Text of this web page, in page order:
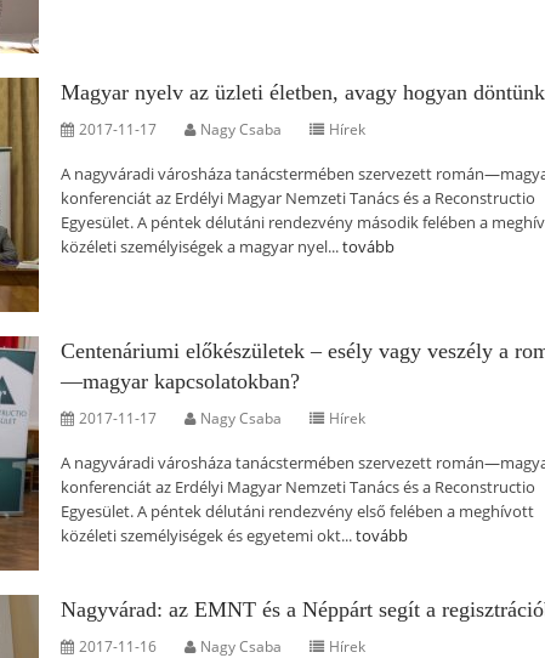
Magyar nyelv az üzleti életben, avagy hogyan
2017-11-17 Nagy Csaba Hírek
A nagyváradi városháza tanácstermében szervezett
konferenciát az Erdélyi Magyar Nemzeti Tanács és a Reconstructio
Egyesület. A péntek délutáni rendezvény második felében a
közéleti személyiségek a magyar nyel...tovább
Centenáriumi előkészületek – esély vagy veszély a
—magyar kapcsolatokban?
2017-11-17 Nagy Csaba Hírek
A nagyváradi városháza tanácstermében szervezett
konferenciát az Erdélyi Magyar Nemzeti Tanács és a Reconstructio
Egyesület. A péntek délutáni rendezvény első felében a meghívott
közéleti személyiségek és egyetemi okt...tovább
Nagyvárad: az EMNT és a Néppárt segít a
2017-11-16 Nagy Csaba Hírek